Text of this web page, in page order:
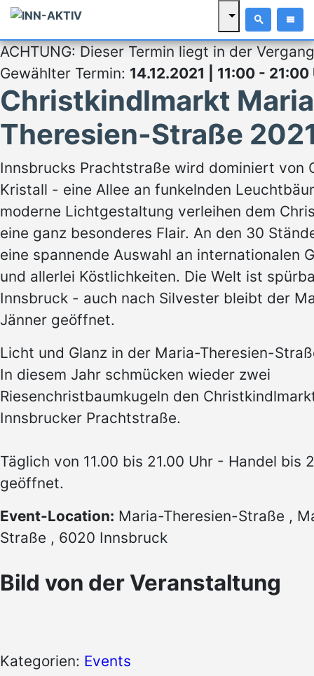
ACHTUNG: Dieser Termin liegt in der
Gewählter Termin: 14.12.2021 | 11:00 - 21:00
Christkindlmarkt
Theresien-Straße
Innsbrucks Prachtstraße wird dominiert von
Kristall - eine Allee an funkelnden
moderne Lichtgestaltung verleihen dem
eine ganz besonderes Flair. An den 30
eine spannende Auswahl an internationalen
und allerlei Köstlichkeiten. Die Welt ist
Innsbruck - auch nach Silvester bleibt der
Jänner geöffnet.
Licht und Glanz in der Maria-Theresien-
In diesem Jahr schmücken wieder zwei
Riesenchristbaumkugeln den
Innsbrucker Prachtstraße.
Täglich von 11.00 bis 21.00 Uhr - Handel bis
geöffnet.
Event-Location: Maria-Theresien-Straße ,
Straße , 6020 Innsbruck
Bild von der Veranstaltung
Kategorien: Events